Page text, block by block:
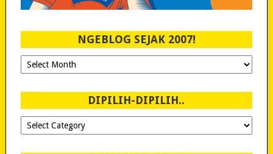
NGEBLOG SEJAK 2007!
Ngeblog
Sejak
DIPILIH-DIPILIH..
Dipilih-
dipilih..